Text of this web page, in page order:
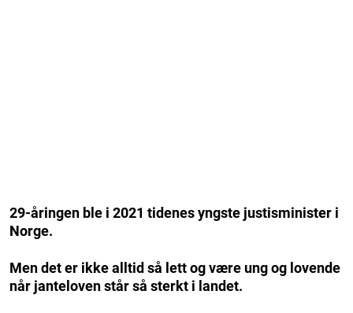
29-åringen ble i 2021 tidenes yngste justisminister i
Norge.
Men det er ikke alltid så lett og være ung og lovende
når janteloven står så sterkt i landet.